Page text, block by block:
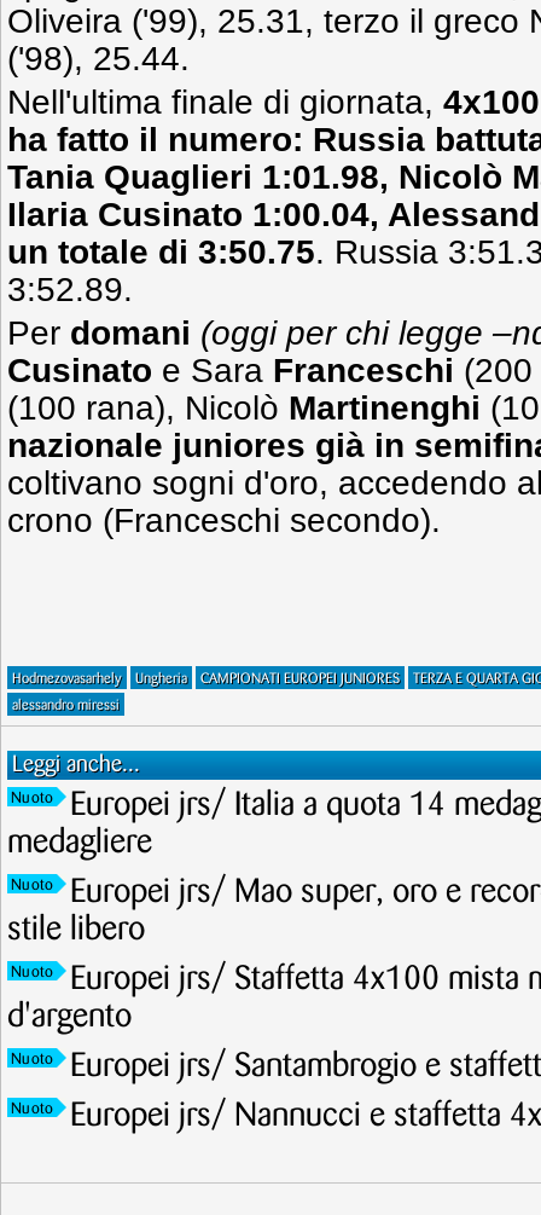
Oliveira ('99), 25.31, terzo il greco
('98), 25.44.
Nell'ultima finale di giornata,
ha fatto il numero: Russia
Tania Quaglieri 1:01.98, Nicolò
Ilaria Cusinato 1:00.04,
un totale di 3:50.75. Russia
3:52.89.
Per domani (oggi per chi legge
Cusinato e Sara Franceschi
(100 rana), Nicolò Martinenghi
nazionale juniores già in
coltivano sogni d'oro, accedendo
crono (Franceschi secondo).
Hodmezovasarhely Ungheria CAMPIONATI EUROPEI JUNIORES
TERZA E QUARTA
alessandro miressi
Leggi anche...
Nuoto
Europei jrs/ Italia a quota 14
medagliere
Nuoto
Europei jrs/ Mao super, oro e
stile libero
Nuoto
Europei jrs/ Staffetta 4x100 mista
d'argento
Nuoto Europei jrs/ Santambrogio e
Nuoto Europei jrs/ Nannucci e staffetta